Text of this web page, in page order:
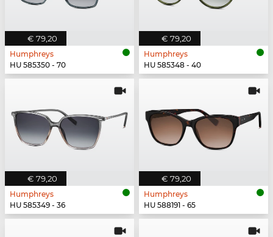
€ 79,20
Humphreys
HU 585350 - 70
€ 79,20
Humphreys
HU 585348 - 40
€ 79,20
Humphreys
HU 585349 - 36
€ 79,20
Humphreys
HU 588191 - 65